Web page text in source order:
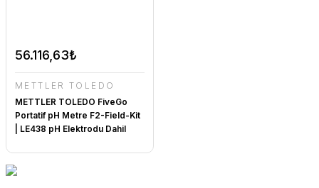
56.116,63₺
METTLER TOLEDO
METTLER TOLEDO FiveGo
Portatif pH Metre F2-Field-Kit
| LE438 pH Elektrodu Dahil